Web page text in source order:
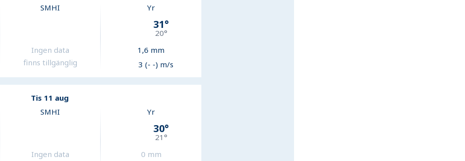
SMHI
Ingen data
finns tillgänglig
Yr
31°
20°
1,6 mm
3 (- -) m/s
Tis 11 aug
SMHI
Ingen data
Yr
30°
21 °
0 mm